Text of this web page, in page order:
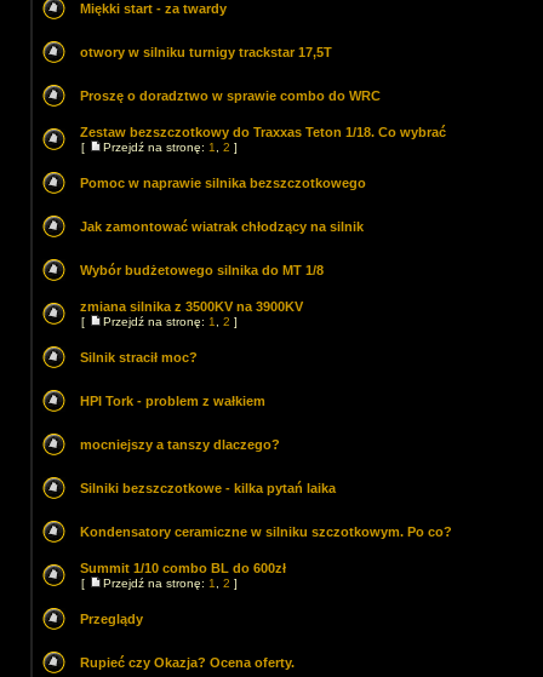
Miękki start - za twardy
otwory w silniku turnigy trackstar 17,5T
Proszę o doradztwo w sprawie combo do WRC
Zestaw bezszczotkowy do Traxxas Teton 1/18. Co wybrać
[ Przejdź na stronę: 1 2 ]
Pomoc w naprawie silnika bezszczotkowego
Jak zamontować wiatrak chłodzący na silnik
Wybór budżetowego silnika do MT 1/8
zmiana silnika z 3500KV na 3900KV
[ Przejdź na stronę: 1 2 ]
Silnik stracił moc?
HPI Tork - problem z wałkiem
mocniejszy a tanszy dlaczego?
Silniki bezszczotkowe - kilka pytań laika
Kondensatory ceramiczne w silniku szczotkowym. Po co?
Summit 1/10 combo BL do 600zł
[ Przejdź na stronę: 1 2 ]
Przeglądy
Rupieć czy Okazja? Ocena oferty.